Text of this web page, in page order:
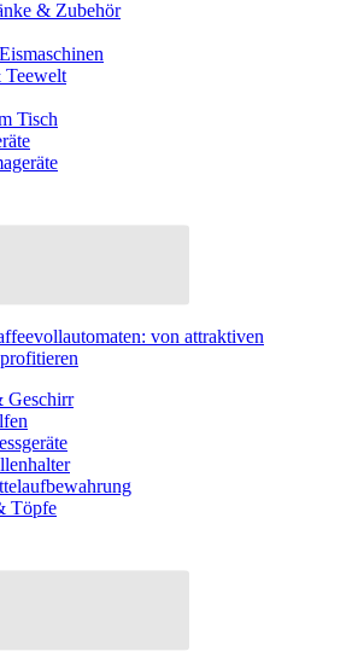
& Zubehör
Tisch
von attraktiven
Geschirr
Töpfe